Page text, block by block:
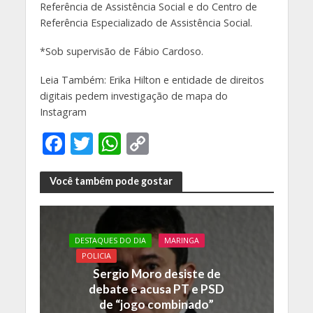
Referência de Assistência Social e do Centro de
Referência Especializado de Assistência Social.
*Sob supervisão de Fábio Cardoso.
Leia Também: Erika Hilton e entidade de direitos
digitais pedem investigação de mapa do
Instagram
F
ac
e
b
o
o
T
w
itt
er
W
h
at
s
A
p
p
C
o
p
y
Li
n
k
Você também pode gostar
DESTAQUES DO DIA
MARINGA
POLICIA
Sergio Moro desiste de
debate e acusa PT e PSD
de “jogo combinado”